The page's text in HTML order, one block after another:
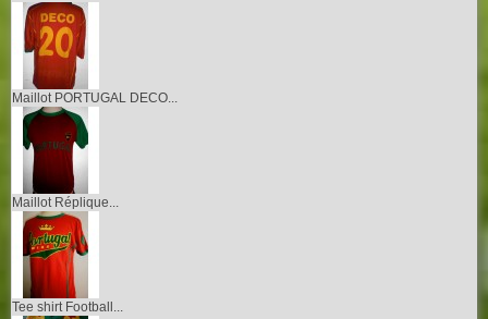
Maillot PORTUGAL DECO...
Maillot Réplique...
Tee shirt Football...